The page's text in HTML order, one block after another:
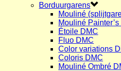
Borduurgarens
Mouliné
Mouliné
Étoile DMC
Fluo DMC
Color variations
Coloris DMC
Mouliné Ombré